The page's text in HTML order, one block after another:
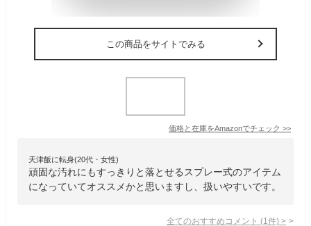
この商品をサイトでみる
価格と在庫をAmazonでチェック >>
天津飯に転身(20代・女性)
頑固な汚れにもすっきりと落とせるスプレー式のアイテム
になっていてオススメかと思いますし、扱いやすいです。
全てのおすすめコメント (1 件) >